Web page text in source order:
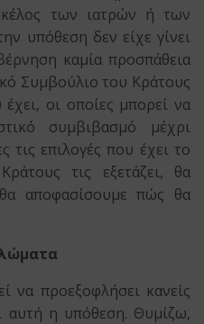
των ιατρών ή των
υπόθεση δεν είχε γίνει
καμία προσπάθεια
Συμβούλιο του Κράτους
έχει, οι οποίες μπορεί να
συμβιβασμό μέχρι
τις επιλογές που έχει το
τις εξετάζει, θα
αποφασίσουμε πώς θα
να προεξοφλήσει κανείς
αυτή η υπόθεση. Θυμίζω,